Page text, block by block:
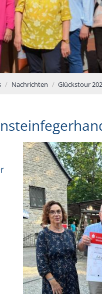
Nachrichten Glückstour